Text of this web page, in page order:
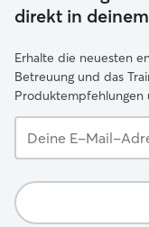
direkt in
Erhalte die neuesten
Betreuung und das
Produktempfehlungen
E-
Adresse …